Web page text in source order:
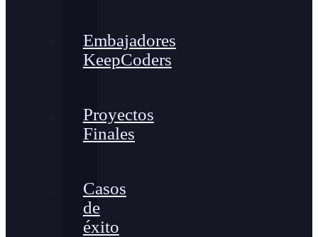
Embajadores
KeepCoders
Proyectos
Finales
Casos
de
éxito